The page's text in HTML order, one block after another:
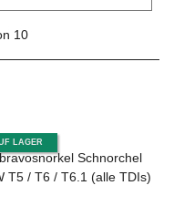
10
LAGER